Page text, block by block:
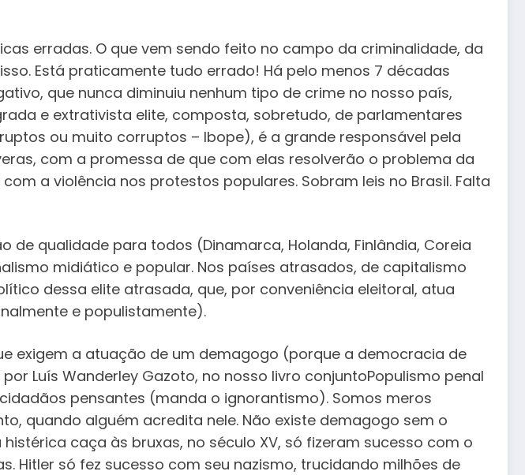
erradas. O que vem sendo feito no campo da criminalidade, da
Está praticamente tudo errado! Há pelo menos 7 décadas
que nunca diminuiu nenhum tipo de crime no nosso país,
e extrativista elite, composta, sobretudo, de parlamentares
ou muito corruptos – Ibope), é a grande responsável pela
com a promessa de que com elas resolverão o problema da
a violência nos protestos populares. Sobram leis no Brasil. Falta
qualidade para todos (Dinamarca, Holanda, Finlândia, Coreia
midiático e popular. Nos países atrasados, de capitalismo
dessa elite atrasada, que, por conveniência eleitoral, atua
e populistamente).
exigem a atuação de um demagogo (porque a democracia de
Luís Wanderley Gazoto, no nosso livro conjuntoPopulismo penal
pensantes (manda o ignorantismo). Somos meros
quando alguém acredita nele. Não existe demagogo sem o
caça às bruxas, no século XV, só fizeram sucesso com o
Hitler só fez sucesso com seu nazismo, trucidando milhões de